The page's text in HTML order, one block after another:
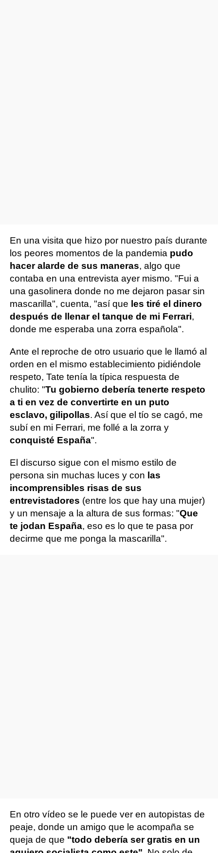
En una visita que hizo por nuestro país durante
los peores momentos de la pandemia pudo
hacer alarde de sus maneras, algo que
contaba en una entrevista ayer mismo. "Fui a
una gasolinera donde no me dejaron pasar sin
mascarilla", cuenta, "así que les tiré el dinero
después de llenar el tanque de mi Ferrari,
donde me esperaba una zorra española".
Ante el reproche de otro usuario que le llamó al
orden en el mismo establecimiento pidiéndole
respeto, Tate tenía la típica respuesta de
chulito: "Tu gobierno debería tenerte respeto
a ti en vez de convertirte en un puto
esclavo, gilipollas. Así que el tío se cagó, me
subí en mi Ferrari, me follé a la zorra y
conquisté España".
El discurso sigue con el mismo estilo de
persona sin muchas luces y con las
incomprensibles risas de sus
entrevistadores (entre los que hay una mujer)
y un mensaje a la altura de sus formas: "Que
te jodan España, eso es lo que te pasa por
decirme que me ponga la mascarilla".
En otro vídeo se le puede ver en autopistas de
peaje, donde un amigo que le acompaña se
queja de que "todo debería ser gratis en un